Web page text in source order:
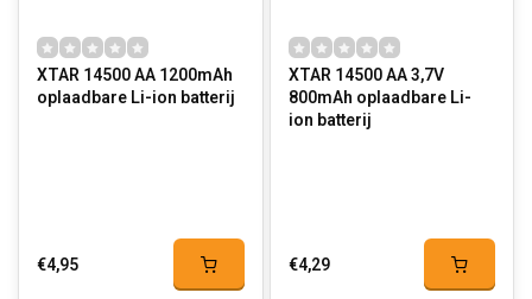
XTAR 14500 AA 1200mAh
oplaadbare Li-ion batterij
€4,95
XTAR 14500 AA 3,7V
800mAh oplaadbare Li-
ion batterij
€4,29